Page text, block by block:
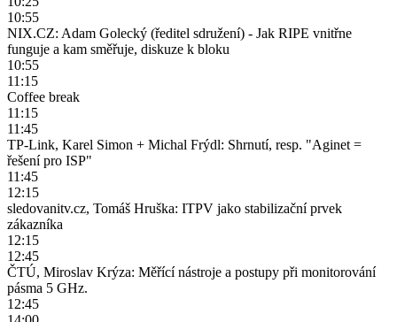
10:55
NIX.CZ: Adam Golecký (ředitel sdružení) - Jak RIPE vnitřne
funguje a kam směřuje, diskuze k bloku
10:55
11:15
Coffee break
11:15
11:45
TP-Link, Karel Simon + Michal Frýdl: Shrnutí, resp. "Aginet =
řešení pro ISP"
11:45
12:15
sledovanitv.cz, Tomáš Hruška: ITPV jako stabilizační prvek
zákazníka
12:15
12:45
ČTÚ, Miroslav Krýza: Měřící nástroje a postupy při monitorování
pásma 5 GHz.
12:45